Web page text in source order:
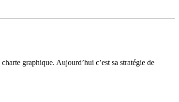
graphique. Aujourd’hui c’est sa stratégie de